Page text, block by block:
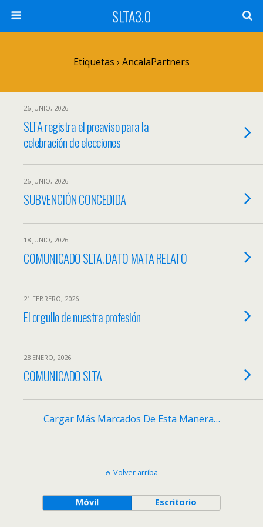
SLTA3.0
Etiquetas › AncalaPartners
26 JUNIO, 2026
SLTA registra el preaviso para la
celebración de elecciones
26 JUNIO, 2026
SUBVENCIÓN CONCEDIDA
18 JUNIO, 2026
COMUNICADO SLTA. DATO MATA RELATO
21 FEBRERO, 2026
El orgullo de nuestra profesión
28 ENERO, 2026
COMUNICADO SLTA
Cargar Más Marcados De Esta Manera…
Volver arriba
Móvil Escritorio